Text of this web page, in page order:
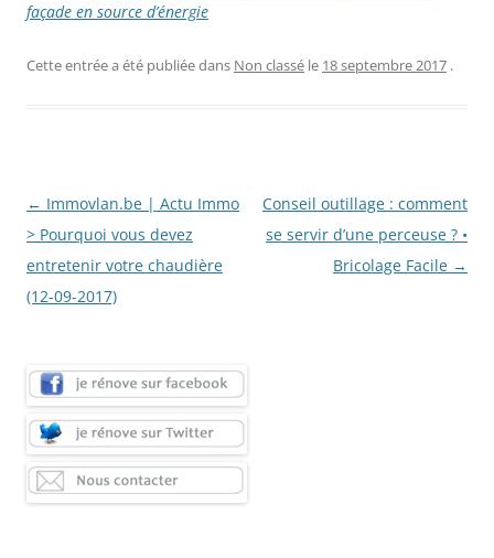
façade en source d’énergie
Cette entrée a été publiée dans Non classé le 18 septembre 2017 .
Navigation
des
articles
← Immovlan.be | Actu Immo
> Pourquoi vous devez
entretenir votre chaudière
(12-09-2017)
Conseil outillage : comment
se servir d’une perceuse ? •
Bricolage Facile →